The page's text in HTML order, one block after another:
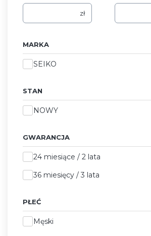
zł
MARKA
MarkaSEIKO
STAN
StanNOWY
GWARANCJA
Gwarancja
24 miesiące / 2 lata
36 miesięcy / 3 lata
PŁEĆ
PłećMęski